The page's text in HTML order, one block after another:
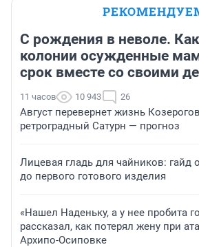
С рождения в неволе.
колонии осужденные
срок вместе со своими
11 часов 10 943 26
Август перевернет жизнь
ретроградный Сатурн — прогноз
Лицевая гладь для чайников: гайд
до первого готового изделия
«Нашел Наденьку, а у нее пробита
рассказал, как потерял жену при
Архипо-Осиповке